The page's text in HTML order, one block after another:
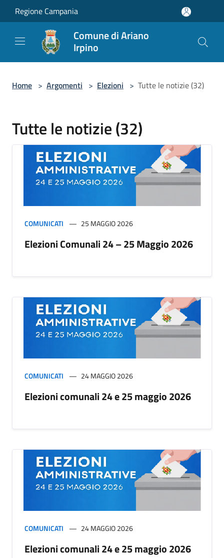
Salta al contenuto principale
Regione Campania
Comune di Ariano
Irpino
Home > Argomenti > Elezioni > Tutte le notizie (32)
Tutte le notizie (32)
COMUNICATI 25 MAGGIO 2026
Elezioni Comunali 24 – 25 Maggio 2026
COMUNICATI 24 MAGGIO 2026
Elezioni comunali 24 e 25 maggio 2026
COMUNICATI 24 MAGGIO 2026
Elezioni comunali 24 e 25 maggio 2026